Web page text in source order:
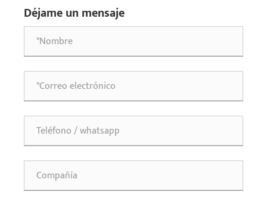
Déjame un mensaje